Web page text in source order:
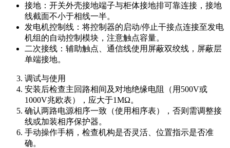
接地：开关外壳接地端子与柜体接地排可靠连接，接地
线截面不小于相线一半。
发电机控制线：将控制器的启动/停止干接点连接至发电
机组的自动控制模块，注意触点容量。
二次接线：辅助触点、通信线使用屏蔽双绞线，屏蔽层
单端接地。
调试与使用
安装后检查主回路相间及对地绝缘电阻（用500V或
1000V兆欧表），应大于1MΩ。
确认两路电源相序一致（使用相序表），否则需调整接
线或加装相序保护器。
手动操作手柄，检查机构是否灵活、位置指示是否准
确。